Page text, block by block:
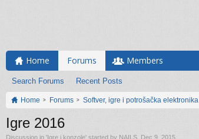
Home Forums
Search Forums Recent Posts
Members
Home Forums Softver, igre i potrošačka elektronika
Igre 2016
Discussion in 'Igre i konzole' started by NAILS Dec 9, 2015